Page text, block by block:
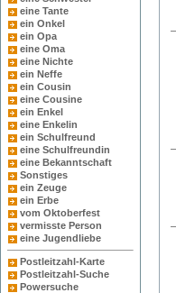
eine Tante
ein Onkel
ein Opa
eine Oma
eine Nichte
ein Neffe
ein Cousin
eine Cousine
ein Enkel
eine Enkelin
ein Schulfreund
eine Schulfreundin
eine Bekanntschaft
Sonstiges
ein Zeuge
ein Erbe
vom Oktoberfest
vermisste Person
eine Jugendliebe
Postleitzahl-Karte
Postleitzahl-Suche
Powersuche